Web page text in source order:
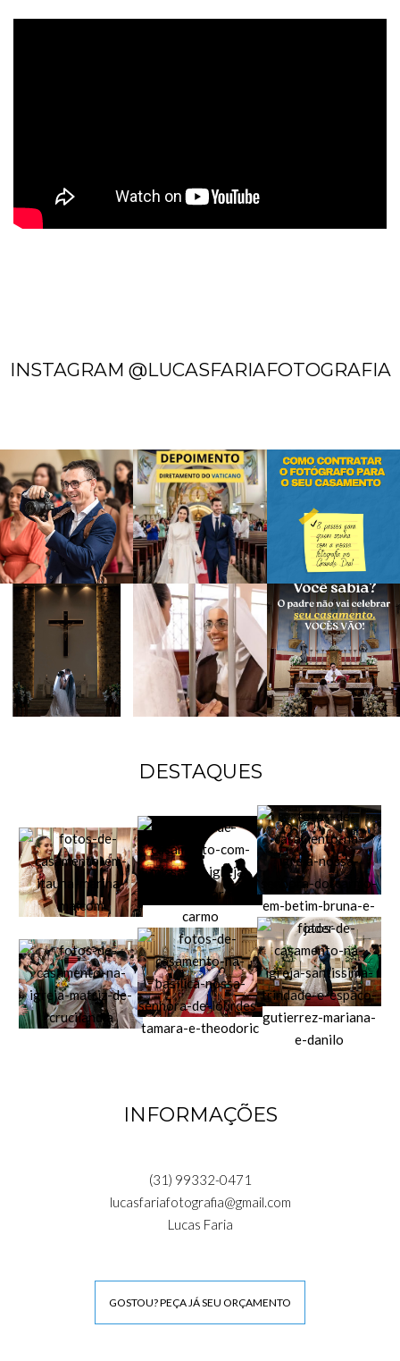
INSTAGRAM @LUCASFARIAFOTOGRAFIA
DESTAQUES
INFORMAÇÕES
(31) 99332-0471
lucasfariafotografia@gmail.com
Lucas Faria
GOSTOU? PEÇA JÁ SEU ORÇAMENTO